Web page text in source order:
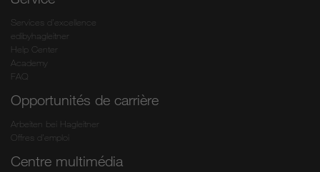
Services d’excellence
edibyhagleitner
Help Center
Academy
FAQ
Opportunités de carrière
Arbeiten bei Hagleitner
Offres d’emploi
Centre multimédia